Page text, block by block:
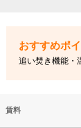
追い焚き機能・
賃料